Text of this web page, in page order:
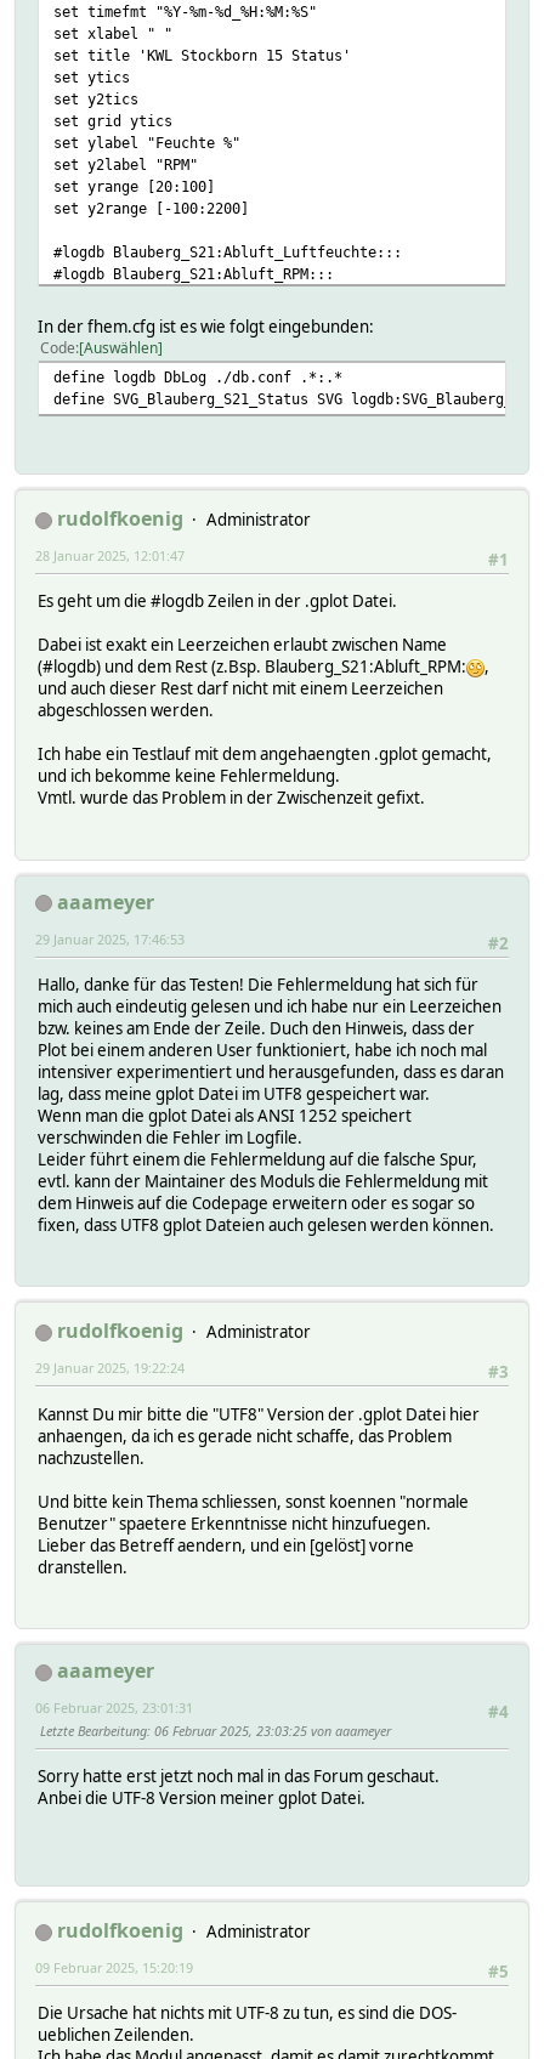
set timefmt "%Y-%m-%d_%H:%M:%S"
set xlabel " "
set title 'KWL Stockborn 15 Status'
set ytics
set y2tics
set grid ytics
set ylabel "Feuchte %"
set y2label "RPM"
set yrange [20:100]
set y2range [-100:2200]
#logdb Blauberg_S21:Abluft_Luftfeuchte:::
#logdb Blauberg_S21:Abluft_RPM:::
plot "<IN>" using 1:2 axes x1y1 title 'Abluft Feuchte'
"<IN>" using 1:2 axes x1y2 title 'Abluft RPM' ls l1
In der fhem.cfg ist es wie folgt eingebunden:
Code Auswählen
define logdb DbLog ./db.conf .*:.*
define SVG_Blauberg_S21_Status SVG
rudolfkoenig
Administrator
#1
28 Januar 2025, 12:01:47
Es geht um die #logdb Zeilen in der .gplot Datei.
Dabei ist exakt ein Leerzeichen erlaubt zwischen Name
(#logdb) und dem Rest (z.Bsp. Blauberg_S21:Abluft_RPM:
,
und auch dieser Rest darf nicht mit einem Leerzeichen
abgeschlossen werden.
Ich habe ein Testlauf mit dem angehaengten .gplot gemacht,
und ich bekomme keine Fehlermeldung.
Vmtl. wurde das Problem in der Zwischenzeit gefixt.
aaameyer
#2
29 Januar 2025, 17:46:53
Hallo, danke für das Testen! Die Fehlermeldung hat sich für
mich auch eindeutig gelesen und ich habe nur ein Leerzeichen
bzw. keines am Ende der Zeile. Duch den Hinweis, dass der
Plot bei einem anderen User funktioniert, habe ich noch mal
intensiver experimentiert und herausgefunden, dass es daran
lag, dass meine gplot Datei im UTF8 gespeichert war.
Wenn man die gplot Datei als ANSI 1252 speichert
verschwinden die Fehler im Logfile.
Leider führt einem die Fehlermeldung auf die falsche Spur,
evtl. kann der Maintainer des Moduls die Fehlermeldung mit
dem Hinweis auf die Codepage erweitern oder es sogar so
fixen, dass UTF8 gplot Dateien auch gelesen werden können.
rudolfkoenig
Administrator
#3
29 Januar 2025, 19:22:24
Kannst Du mir bitte die "UTF8" Version der .gplot Datei hier
anhaengen, da ich es gerade nicht schaffe, das Problem
nachzustellen.
Und bitte kein Thema schliessen, sonst koennen "normale
Benutzer" spaetere Erkenntnisse nicht hinzufuegen.
Lieber das Betreff aendern, und ein [gelöst] vorne
dranstellen.
aaameyer
#4
06 Februar 2025, 23:01:31
Letzte Bearbeitung: 06 Februar 2025, 23:03:25 von aaameyer
Sorry hatte erst jetzt noch mal in das Forum geschaut.
Anbei die UTF-8 Version meiner gplot Datei.
rudolfkoenig
Administrator
#5
09 Februar 2025, 15:20:19
Die Ursache hat nichts mit UTF-8 zu tun, es sind die DOS-
ueblichen Zeilenden.